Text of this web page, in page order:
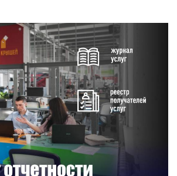
Смотреть проект